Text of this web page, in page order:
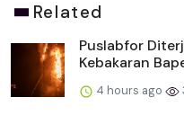
Related
Puslabfor
Kebakaran
4 hours ago